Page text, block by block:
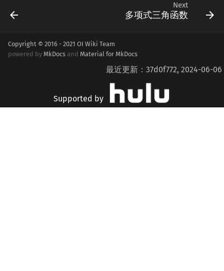
Next
多项式三角函数
Copyright © 2016 - 2021 OI Wiki Team
powered by MkDocs and Material for MkDocs
最近更新：37d0f772, 2024-06-06
Supported by